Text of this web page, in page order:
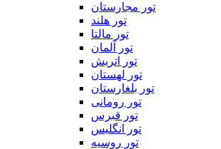
تور مجارستان
تور هلند
تور مالتا
تور آلمان
تور اتریش
تور لهستان
تور بلغارستان
تور رومانی
تور قبرس
تور انگلیس
تور روسیه